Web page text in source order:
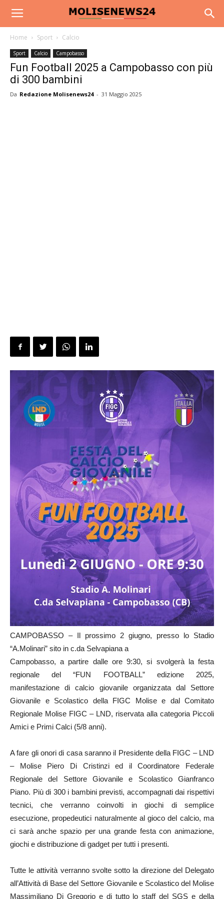
Home Sport Calcio
Sport Calcio Campobasso
Fun Football 2025 a Campobasso con più
di 300 bambini
Da Redazione Molisenews24 - 31 Maggio 2025
CAMPOBASSO – Il prossimo 2 giugno, presso lo Stadio
“A.Molinari” sito in c.da Selvapiana a
Campobasso, a partire dalle ore 9:30, si svolgerà la festa
regionale del “FUN FOOTBALL” edizione 2025,
manifestazione di calcio giovanile organizzata dal Settore
Giovanile e Scolastico della FIGC Molise e dal Comitato
Regionale Molise FIGC – LND, riservata alla categoria Piccoli
Amici e Primi Calci (5/8 anni).
A fare gli onori di casa saranno il Presidente della FIGC – LND
– Molise Piero Di Cristinzi ed il Coordinatore Federale
Regionale del Settore Giovanile e Scolastico Gianfranco
Piano. Più di 300 i bambini previsti, accompagnati dai rispettivi
tecnici, che verranno coinvolti in giochi di semplice
esecuzione, propedeutici naturalmente al gioco del calcio, ma
ci sarà anche spazio per una grande festa con animazione,
giochi e distribuzione di gadget per tutti i presenti.
Tutte le attività verranno svolte sotto la direzione del Delegato
all’Attività di Base del Settore Giovanile e Scolastico del Molise
Massimiliano Di Gregorio e di tutto lo staff del SGS e della